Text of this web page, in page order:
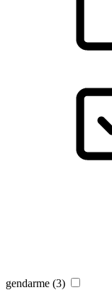
gendarme (3)